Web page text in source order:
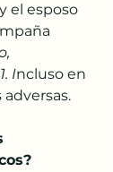
el esposo
Incluso en